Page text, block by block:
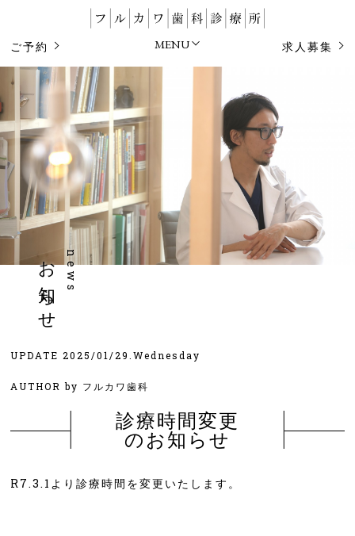
MENU
ご予約 求人募集
お知らせnews
UPDATE 2025/01/29.Wednesday
AUTHOR by フルカワ歯科
診療時間変更
のお知らせ
R7.3.1より診療時間を変更いたします。